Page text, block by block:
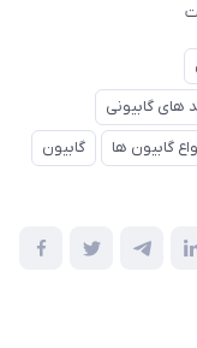
های گابیونی
گابیون ها
گابیون